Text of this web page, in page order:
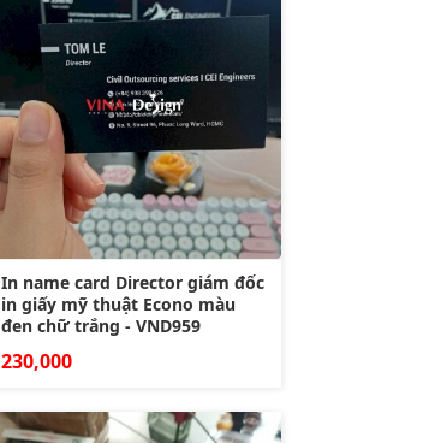
In name card Director giám đốc
in giấy mỹ thuật Econo màu
đen chữ trắng - VND959
230,000